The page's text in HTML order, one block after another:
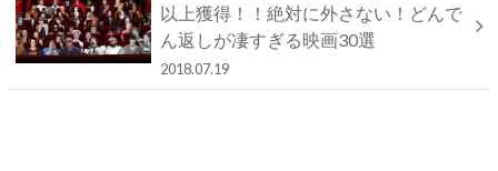
以上獲得！！絶対に外さない！どんで
ん返しが凄すぎる映画30選
2018.07.19